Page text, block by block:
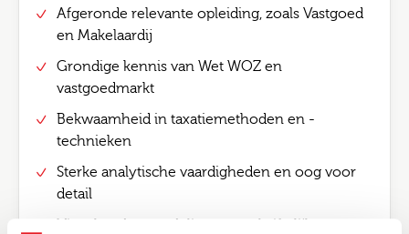
Afgeronde relevante opleiding, zoals Vastgoed
en Makelaardij
Grondige kennis van Wet WOZ en
vastgoedmarkt
Bekwaamheid in taxatiemethoden en -
technieken
Sterke analytische vaardigheden en oog voor
detail
Uitstekende mondelinge en schriftelijke